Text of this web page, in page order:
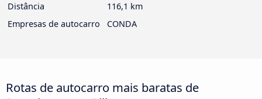
Distância
116,1 km
Empresas de autocarro
CONDA
Rotas de autocarro mais baratas de